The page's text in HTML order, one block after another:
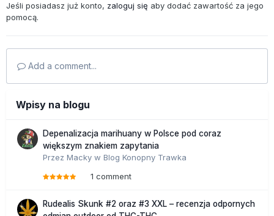
Jeśli posiadasz już konto, zaloguj się aby dodać zawartość za jego
pomocą.
Add a comment...
Wpisy na blogu
Depenalizacja marihuany w Polsce pod coraz
większym znakiem zapytania
Przez Macky w Blog Konopny Trawka
1 comment
Rudealis Skunk #2 oraz #3 XXL – recenzja odpornych